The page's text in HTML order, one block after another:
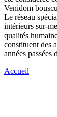
Venidom
Le réseau
intérieurs sur-
qualités
constituent des
années passées
Accueil